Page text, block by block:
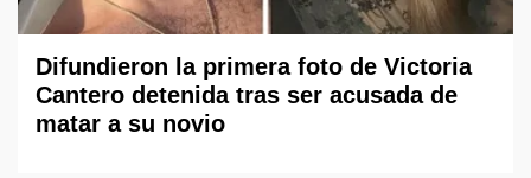
Difundieron la primera foto de Victoria
Cantero detenida tras ser acusada de
matar a su novio